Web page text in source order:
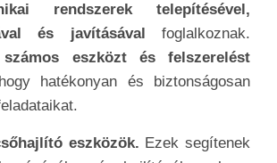
rendszerek telepítésével,
és javításával foglalkoznak.
eszközt és felszerelést
hatékonyan és biztonságosan
eszközök. Ezek segítenek